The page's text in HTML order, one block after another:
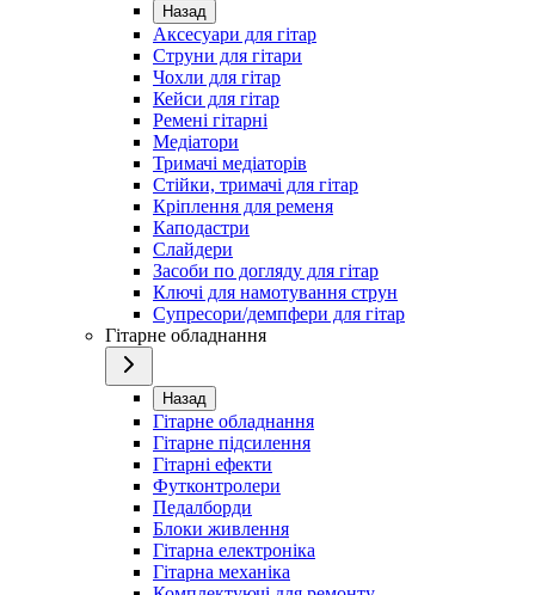
Назад
Аксесуари для гітар
Струни для гітари
Чохли для гітар
Кейси для гітар
Ремені гітарні
Медіатори
Тримачі медіаторів
Стійки, тримачі для гітар
Кріплення для ременя
Каподастри
Слайдери
Засоби по догляду для гітар
Ключі для намотування струн
Супресори/демпфери для гітар
Гітарне обладнання
Назад
Гітарне обладнання
Гітарне підсилення
Гітарні ефекти
Футконтролери
Педалборди
Блоки живлення
Гітарна електроніка
Гітарна механіка